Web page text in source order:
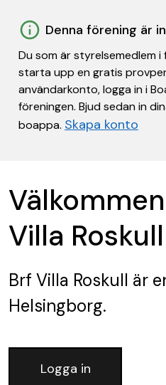
Denna förening är
Du som är styrelsemedlem i
starta upp en gratis
användarkonto, logga in i
föreningen. Bjud sedan in
boappa. Skapa konto
Villa Roskull
Brf Villa Roskull är
Helsingborg.
Logga in